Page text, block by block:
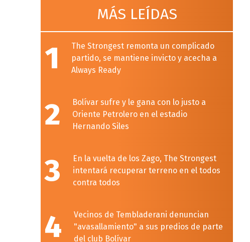
MÁS LEÍDAS
1
The Strongest remonta un complicado
partido, se mantiene invicto y acecha a
Always Ready
2
Bolívar sufre y le gana con lo justo a
Oriente Petrolero en el estadio
Hernando Siles
3
En la vuelta de los Zago, The Strongest
intentará recuperar terreno en el todos
contra todos
4
Vecinos de Tembladerani denuncian
"avasallamiento" a sus predios de parte
del club Bolívar